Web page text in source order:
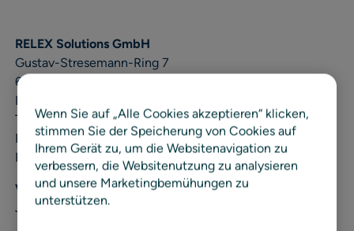
RELEX Solutions GmbH
Gustav-Stresemann-Ring 7
65189 Wiesbaden
Deutschland
Tel.: +49 (0) 611 262 313 0
Fax: +49 (0) 611 262 313 99
E-Mail:kontakt@relexsolutions.de
Vertreten durch
Johan Haataja
Wenn Sie auf „Alle Cookies akzeptieren“ klicken,
stimmen Sie der Speicherung von Cookies auf
Ihrem Gerät zu, um die Websitenavigation zu
verbessern, die Websitenutzung zu analysieren
und unsere Marketingbemühungen zu
unterstützen.